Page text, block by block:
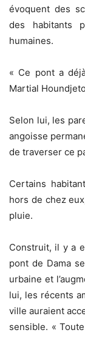
évoquent des
des habitants
humaines.
« Ce pont a
Martial
Selon lui, les
angoisse
de traverser ce
Certains
hors de chez
pluie.
Construit, il y a
pont de Dama
urbaine et
lui, les récents
ville auraient
sensible. «